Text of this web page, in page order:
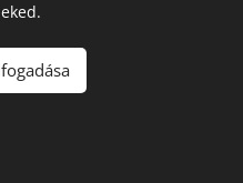
Alapítvány 2023